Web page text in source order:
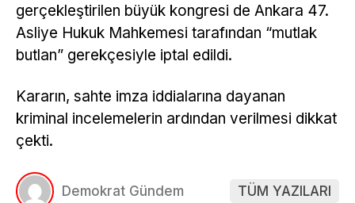
gerçekleştirilen büyük kongresi de Ankara 47.
Asliye Hukuk Mahkemesi tarafından “mutlak
butlan” gerekçesiyle iptal edildi.
Kararın, sahte imza iddialarına dayanan
kriminal incelemelerin ardından verilmesi dikkat
çekti.
Demokrat Gündem TÜM YAZILARI